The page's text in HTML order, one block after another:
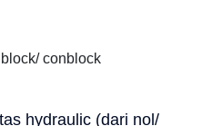
conblock
hydraulic (dari nol/